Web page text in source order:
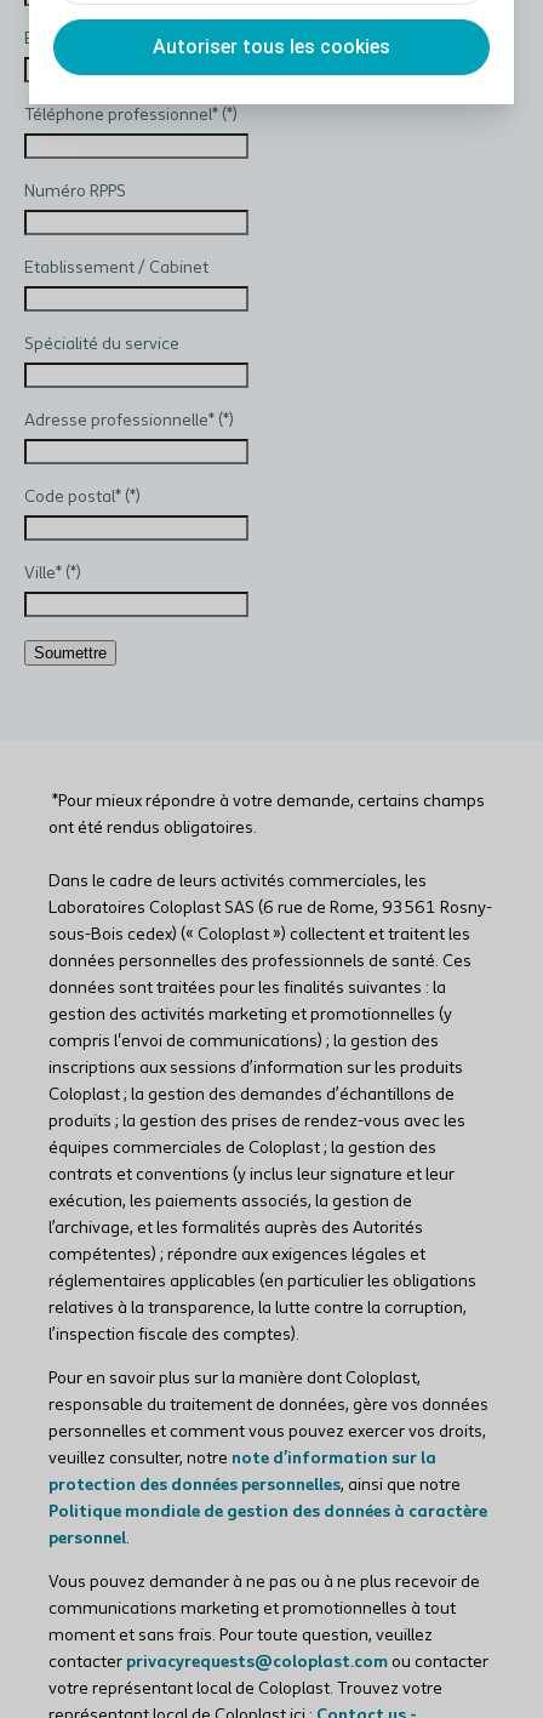
Autoriser tous les cookies
Email professionnel*
Téléphone professionnel*
Numéro RPPS
Etablissement / Cabinet
Spécialité du service
Adresse professionnelle*
Code postal*
Ville*
Soumettre
*Pour mieux répondre à votre demande, certains champs
ont été rendus obligatoires.
Dans le cadre de leurs activités commerciales, les
Laboratoires Coloplast SAS (6 rue de Rome, 93561 Rosny-
sous-Bois cedex) (« Coloplast ») collectent et traitent les
données personnelles des professionnels de santé. Ces
données sont traitées pour les finalités suivantes : la
gestion des activités marketing et promotionnelles (y
compris l'envoi de communications) ; la gestion des
inscriptions aux sessions d’information sur les produits
Coloplast ; la gestion des demandes d’échantillons de
produits ; la gestion des prises de rendez-vous avec les
équipes commerciales de Coloplast ; la gestion des
contrats et conventions (y inclus leur signature et leur
exécution, les paiements associés, la gestion de
l’archivage, et les formalités auprès des Autorités
compétentes) ; répondre aux exigences légales et
réglementaires applicables (en particulier les obligations
relatives à la transparence, la lutte contre la corruption,
l’inspection fiscale des comptes).
Pour en savoir plus sur la manière dont Coloplast,
responsable du traitement de données, gère vos données
personnelles et comment vous pouvez exercer vos droits,
veuillez consulter, notre note d’information sur la
protection des données personnelles, ainsi que notre
Politique mondiale de gestion des données à caractère
personnel.
Vous pouvez demander à ne pas ou à ne plus recevoir de
communications marketing et promotionnelles à tout
moment et sans frais. Pour toute question, veuillez
contacter privacyrequests@coloplast.com ou contacter
votre représentant local de Coloplast. Trouvez votre